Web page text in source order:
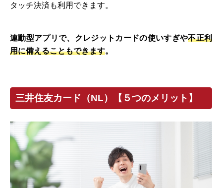
タッチ決済も利用できます。
連動型アプリで、クレジットカードの使いすぎや不正利
用に備えることもできます。
三井住友カード（NL）【５つのメリット】